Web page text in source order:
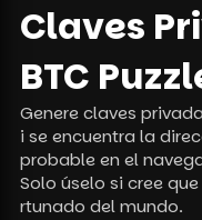
Claves
BTC
Genere claves
i se encuentra la
probable en el
Solo úselo si cree
rtunado del mundo.